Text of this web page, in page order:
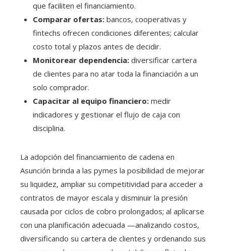
que faciliten el financiamiento.
Comparar ofertas: bancos, cooperativas y
fintechs ofrecen condiciones diferentes; calcular
costo total y plazos antes de decidir.
Monitorear dependencia: diversificar cartera
de clientes para no atar toda la financiación a un
solo comprador.
Capacitar al equipo financiero: medir
indicadores y gestionar el flujo de caja con
disciplina.
La adopción del financiamiento de cadena en
Asunción brinda a las pymes la posibilidad de mejorar
su liquidez, ampliar su competitividad para acceder a
contratos de mayor escala y disminuir la presión
causada por ciclos de cobro prolongados; al aplicarse
con una planificación adecuada —analizando costos,
diversificando su cartera de clientes y ordenando sus